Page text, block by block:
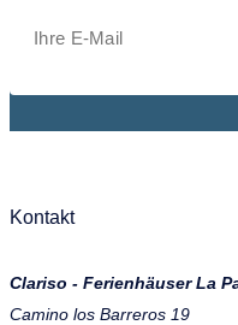
Kontakt
Clariso - Ferienhäuser La
Camino los Barreros 19